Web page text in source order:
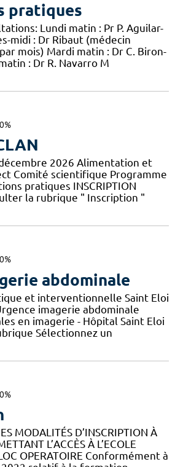
pratiques
Lundi matin : Pr P. Aguilar-
midi : Dr Ribaut (médecin
mois) Mardi matin : Dr C. Biron-
: Dr R. Navarro M
2026 Alimentation et
Comité scientifique Programme
pratiques ​INSCRIPTION
la rubrique " Inscription "
abdominale
et interventionnelle Saint Eloi
imagerie abdominale
en imagerie - Hôpital Saint Eloi
Sélectionnez un
MODALITÉS D’INSCRIPTION À
L’ACCÈS À L’ECOLE
OPERATOIRE Conformément à